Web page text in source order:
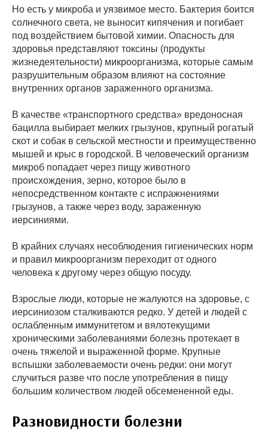
Но есть у микроба и уязвимое место. Бактерия боится
солнечного света, не выносит кипячения и погибает
под воздействием бытовой химии. Опасность для
здоровья представляют токсины (продукты
жизнедеятельности) микроорганизма, которые самым
разрушительным образом влияют на состояние
внутренних органов зараженного организма.
В качестве «транспортного средства» вредоносная
бацилла выбирает мелких грызунов, крупный рогатый
скот и собак в сельской местности и преимущественно
мышей и крыс в городской. В человеческий организм
микроб попадает через пищу животного
происхождения, зерно, которое было в
непосредственном контакте с испражнениями
грызунов, а также через воду, зараженную
иерсиниями.
В крайних случаях несоблюдения гигиенических норм
и правил микроорганизм переходит от одного
человека к другому через общую посуду.
Взрослые люди, которые не жалуются на здоровье, с
иерсиниозом сталкиваются редко. У детей и людей с
ослабленным иммунитетом и вялотекущими
хроническими заболеваниями болезнь протекает в
очень тяжелой и выраженной форме. Крупные
вспышки заболеваемости очень редки: они могут
случиться разве что после употребления в пищу
большим количеством людей обсемененной еды.
Разновидности болезни